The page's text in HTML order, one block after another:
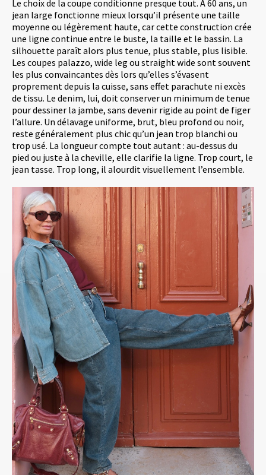
Le choix de la coupe conditionne presque tout. À 60 ans, un
jean large fonctionne mieux lorsqu’il présente une taille
moyenne ou légèrement haute, car cette construction crée
une ligne continue entre le buste, la taille et le bassin. La
silhouette paraît alors plus tenue, plus stable, plus lisible.
Les coupes palazzo, wide leg ou straight wide sont souvent
les plus convaincantes dès lors qu’elles s’évasent
proprement depuis la cuisse, sans effet parachute ni excès
de tissu. Le denim, lui, doit conserver un minimum de tenue
pour dessiner la jambe, sans devenir rigide au point de figer
l’allure. Un délavage uniforme, brut, bleu profond ou noir,
reste généralement plus chic qu’un jean trop blanchi ou
trop usé. La longueur compte tout autant : au-dessus du
pied ou juste à la cheville, elle clarifie la ligne. Trop court, le
jean tasse. Trop long, il alourdit visuellement l’ensemble.